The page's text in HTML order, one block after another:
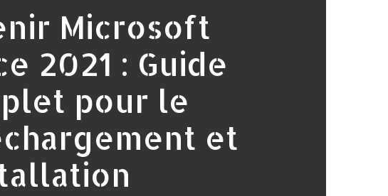
Microsoft
2021 : Guide
pour le
et